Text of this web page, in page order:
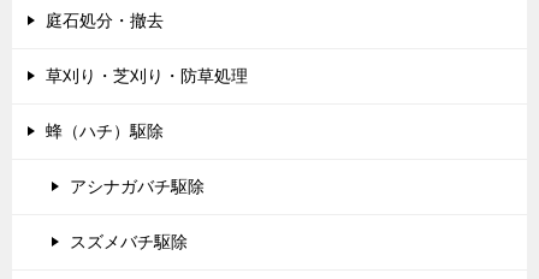
庭石処分・撤去
草刈り・芝刈り・防草処理
蜂（ハチ）駆除
アシナガバチ駆除
スズメバチ駆除